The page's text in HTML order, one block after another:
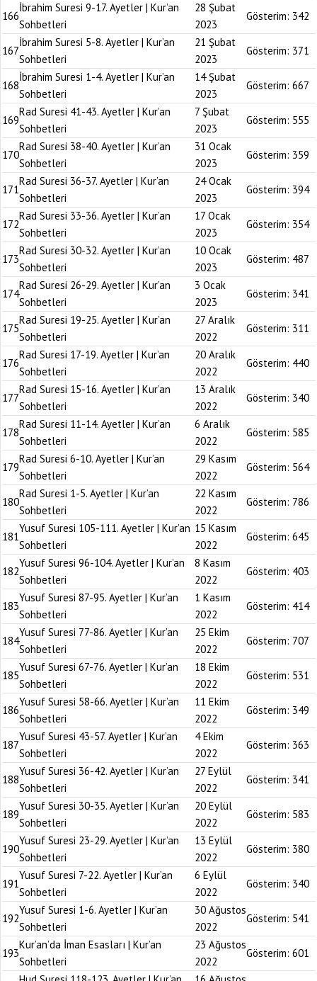
166
İbrahim Suresi 9-17. Ayetler | Kur’an
Sohbetleri
28 Şubat
2023
Gösterim: 342
167
İbrahim Suresi 5-8. Ayetler | Kur’an
Sohbetleri
21 Şubat
2023
Gösterim: 371
168
İbrahim Suresi 1-4. Ayetler | Kur’an
Sohbetleri
14 Şubat
2023
Gösterim: 667
169
Rad Suresi 41-43. Ayetler | Kur’an
Sohbetleri
7 Şubat
2023
Gösterim: 555
170
Rad Suresi 38-40. Ayetler | Kur’an
Sohbetleri
31 Ocak
2023
Gösterim: 359
171
Rad Suresi 36-37. Ayetler | Kur’an
Sohbetleri
24 Ocak
2023
Gösterim: 394
172
Rad Suresi 33-36. Ayetler | Kur’an
Sohbetleri
17 Ocak
2023
Gösterim: 354
173
Rad Suresi 30-32. Ayetler | Kur’an
Sohbetleri
10 Ocak
2023
Gösterim: 487
174
Rad Suresi 26-29. Ayetler | Kur’an
Sohbetleri
3 Ocak
2023
Gösterim: 341
175
Rad Suresi 19-25. Ayetler | Kur’an
Sohbetleri
27 Aralık
2022
Gösterim: 311
176
Rad Suresi 17-19. Ayetler | Kur’an
Sohbetleri
20 Aralık
2022
Gösterim: 440
177
Rad Suresi 15-16. Ayetler | Kur’an
Sohbetleri
13 Aralık
2022
Gösterim: 340
178
Rad Suresi 11-14. Ayetler | Kur’an
Sohbetleri
6 Aralık
2022
Gösterim: 585
179
Rad Suresi 6-10. Ayetler | Kur’an
Sohbetleri
29 Kasım
2022
Gösterim: 564
180
Rad Suresi 1-5. Ayetler | Kur’an
Sohbetleri
22 Kasım
2022
Gösterim: 786
181
Yusuf Suresi 105-111. Ayetler | Kur’an
Sohbetleri
15 Kasım
2022
Gösterim: 645
182
Yusuf Suresi 96-104. Ayetler | Kur’an
Sohbetleri
8 Kasım
2022
Gösterim: 403
183
Yusuf Suresi 87-95. Ayetler | Kur’an
Sohbetleri
1 Kasım
2022
Gösterim: 414
184
Yusuf Suresi 77-86. Ayetler | Kur’an
Sohbetleri
25 Ekim
2022
Gösterim: 707
185
Yusuf Suresi 67-76. Ayetler | Kur’an
Sohbetleri
18 Ekim
2022
Gösterim: 531
186
Yusuf Suresi 58-66. Ayetler | Kur’an
Sohbetleri
11 Ekim
2022
Gösterim: 349
187
Yusuf Suresi 43-57. Ayetler | Kur’an
Sohbetleri
4 Ekim
2022
Gösterim: 363
188
Yusuf Suresi 36-42. Ayetler | Kur’an
Sohbetleri
27 Eylül
2022
Gösterim: 341
189
Yusuf Suresi 30-35. Ayetler | Kur’an
Sohbetleri
20 Eylül
2022
Gösterim: 583
190
Yusuf Suresi 23-29. Ayetler | Kur’an
Sohbetleri
13 Eylül
2022
Gösterim: 380
191
Yusuf Suresi 7-22. Ayetler | Kur’an
Sohbetleri
6 Eylül
2022
Gösterim: 340
192
Yusuf Suresi 1-6. Ayetler | Kur’an
Sohbetleri
30 Ağustos
2022
Gösterim: 541
193
Kur’an’da İman Esasları | Kur’an
Sohbetleri
23 Ağustos
2022
Gösterim: 601